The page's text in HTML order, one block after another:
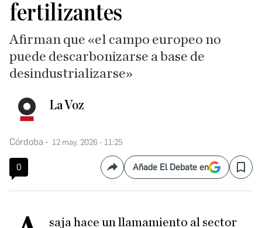
fertilizantes
Afirman que «el campo europeo no
puede descarbonizarse a base de
desindustrializarse»
La Voz
Córdoba 12 may. 2026 - 11:25
0 CompartirAñade El Debate en Save
saja hace un llamamiento al sector